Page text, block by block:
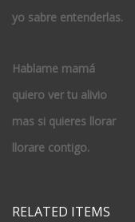
yo sabre entenderlas.
Hablame mamá
quiero ver tu alivio
mas si quieres llorar
llorare contigo.
RELATED ITEMS